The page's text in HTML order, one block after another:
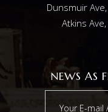
Dunsmuir
Atkins
NEWS AS